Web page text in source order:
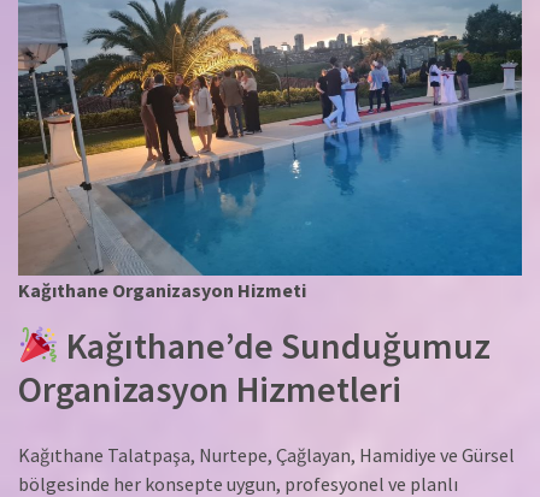
Kağıthane Organizasyon Hizmeti
Kağıthane’de Sunduğumuz
Organizasyon Hizmetleri
Kağıthane Talatpaşa, Nurtepe, Çağlayan, Hamidiye ve Gürsel
bölgesinde her konsepte uygun, profesyonel ve planlı